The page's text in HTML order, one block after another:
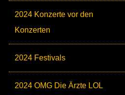
2024 Konzerte vor den
Konzerten
2024 Festivals
2024 OMG Die Ärzte LOL